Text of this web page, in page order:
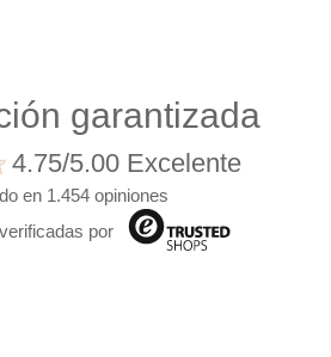
garantizada
4.75/5.00 Excelente
en 1.454 opiniones
por